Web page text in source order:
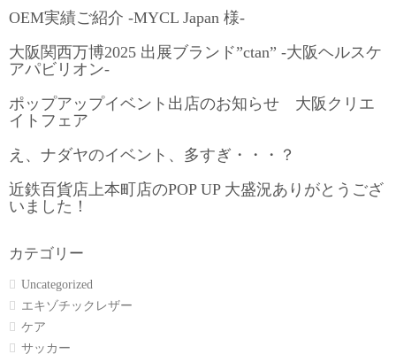
OEM実績ご紹介 -MYCL Japan 様-
大阪関西万博2025 出展ブランド”ctan” -大阪ヘルスケ
アパビリオン-
ポップアップイベント出店のお知らせ 大阪クリエ
イトフェア
え、ナダヤのイベント、多すぎ・・・？
近鉄百貨店上本町店のPOP UP 大盛況ありがとうござ
いました！
カテゴリー
Uncategorized
エキゾチックレザー
ケア
サッカー